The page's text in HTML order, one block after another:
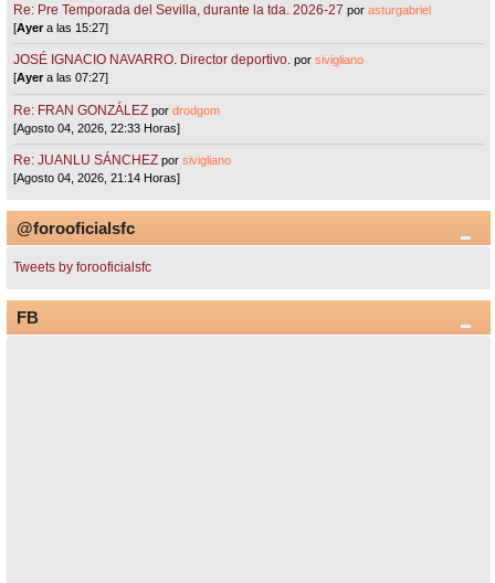
Re: Pre Temporada del Sevilla, durante la tda. 2026-27 porasturgabriel
[Ayera las 15:27]
JOSÉ IGNACIO NAVARRO. Director deportivo. porsivigliano
[Ayera las 07:27]
Re: FRAN GONZÁLEZ pordrodgom
[Agosto 04, 2026, 22:33 Horas]
Re: JUANLU SÁNCHEZ porsivigliano
[Agosto 04, 2026, 21:14 Horas]
@forooficialsfc
Tweets by forooficialsfc
FB